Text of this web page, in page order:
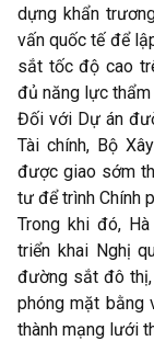
dựng khẩn
vấn quốc tế để
sắt tốc độ cao
đủ năng lực
Đối với Dự án
Tài chính, Bộ
được giao sớm
tư để trình Chính
Trong khi đó,
triển khai Nghị
đường sắt đô
phóng mặt bằng
thành mạng lưới